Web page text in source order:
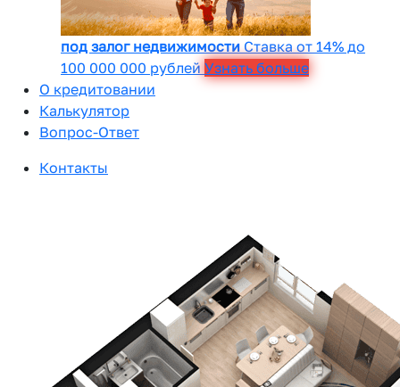
под залог недвижимости Ставка от 14% до
100 000 000 рублей Узнать больше
О кредитовании
Калькулятор
Вопрос-Ответ
Контакты